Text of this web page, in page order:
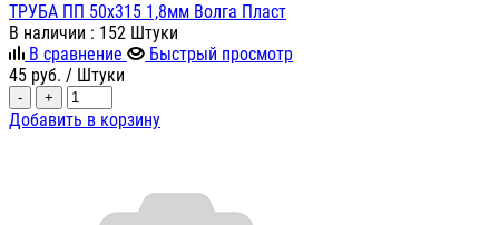
ТРУБА ПП 50х315 1,8мм Волга Пласт
В наличии : 152 Штуки
В сравнение
Быстрый просмотр
45 руб. / Штуки
- +
Добавить в корзину